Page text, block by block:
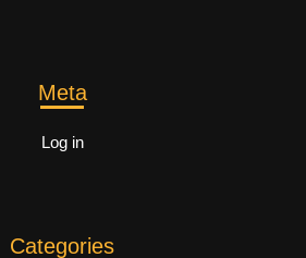
Meta
Log in
Categories